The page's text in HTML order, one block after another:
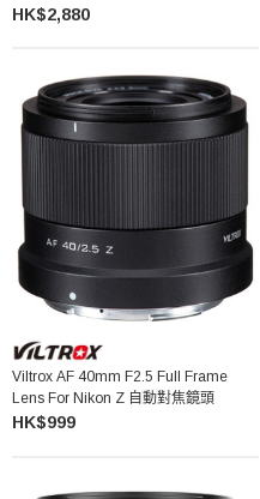
HK$2,880
Viltrox AF 40mm F2.5 Full Frame
Lens For Nikon Z 自動對焦鏡頭
HK$999